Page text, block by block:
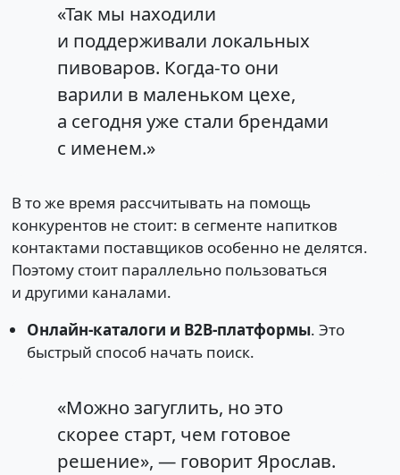
«Так мы находили
и поддерживали локальных
пивоваров. Когда-то они
варили в маленьком цехе,
а сегодня уже стали брендами
с именем.»
В то же время рассчитывать на помощь
конкурентов не стоит: в сегменте напитков
контактами поставщиков особенно не делятся.
Поэтому стоит параллельно пользоваться
и другими каналами.
Онлайн-каталоги и B2B-платформы. Это
быстрый способ начать поиск.
«Можно загуглить, но это
скорее старт, чем готовое
решение», — говорит Ярослав.